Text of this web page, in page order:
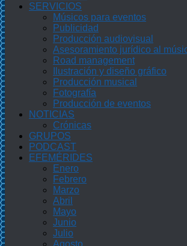
SERVICIOS
Músicos para eventos
Publicidad
Producción audiovisual
Asesoramiento jurídico al
Road management
Ilustración y diseño gráfico
Producción musical
Fotografía
Producción de eventos
NOTICIAS
Crónicas
GRUPOS
PODCAST
EFEMÉRIDES
Enero
Febrero
Marzo
Abril
Mayo
Junio
Julio
Agosto